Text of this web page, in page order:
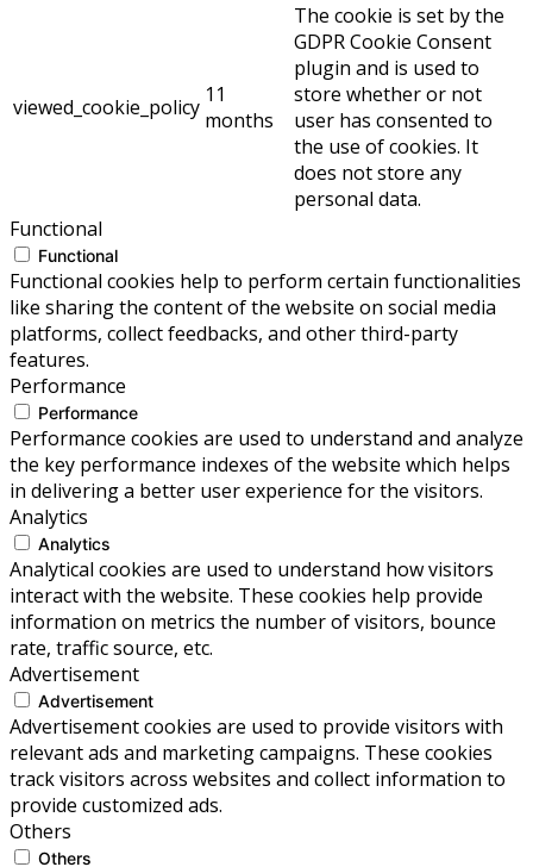
viewed_cookie_policy 11
months
The cookie is set by the
GDPR Cookie Consent
plugin and is used to
store whether or not
user has consented to
the use of cookies. It
does not store any
personal data.
Functional
Functional
Functional cookies help to perform certain functionalities
like sharing the content of the website on social media
platforms, collect feedbacks, and other third-party
features.
Performance
Performance
Performance cookies are used to understand and analyze
the key performance indexes of the website which helps
in delivering a better user experience for the visitors.
Analytics
Analytics
Analytical cookies are used to understand how visitors
interact with the website. These cookies help provide
information on metrics the number of visitors, bounce
rate, traffic source, etc.
Advertisement
Advertisement
Advertisement cookies are used to provide visitors with
relevant ads and marketing campaigns. These cookies
track visitors across websites and collect information to
provide customized ads.
Others
Others